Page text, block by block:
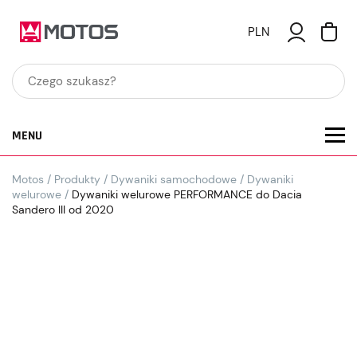
PLN
MENU
Motos / Produkty / Dywaniki samochodowe / Dywaniki
welurowe / Dywaniki welurowe PERFORMANCE do Dacia
Sandero III od 2020